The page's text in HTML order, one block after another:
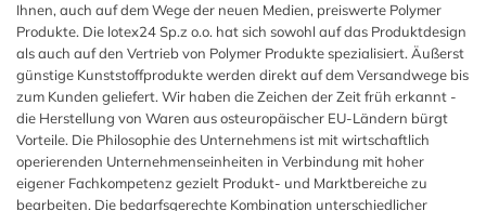
Ihnen, auch auf dem Wege der neuen Medien, preiswerte Polymer
Produkte. Die lotex24 Sp.z o.o. hat sich sowohl auf das Produktdesign
als auch auf den Vertrieb von Polymer Produkte spezialisiert. Äußerst
günstige Kunststoffprodukte werden direkt auf dem Versandwege bis
zum Kunden geliefert. Wir haben die Zeichen der Zeit früh erkannt -
die Herstellung von Waren aus osteuropäischer EU-Ländern bürgt
Vorteile. Die Philosophie des Unternehmens ist mit wirtschaftlich
operierenden Unternehmenseinheiten in Verbindung mit hoher
eigener Fachkompetenz gezielt Produkt- und Marktbereiche zu
bearbeiten. Die bedarfsgerechte Kombination unterschiedlicher